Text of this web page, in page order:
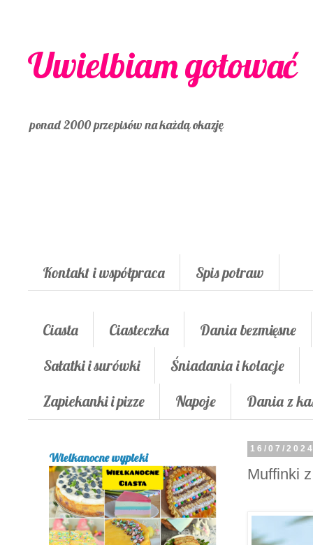
Uwielbiam gotować
ponad 2000 przepisów na każdą okazję
Kontakt i współpraca Spis potraw
Ciasta Ciasteczka
Dania bezmięsne
Sałatki i surówki
Śniadania i kolacje
Zapiekanki i pizze
Napoje Dania z
16/07/
Muffinki
Wielkanocne wypieki